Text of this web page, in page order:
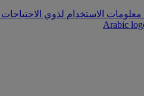
معلومات الاستخدام لذوي